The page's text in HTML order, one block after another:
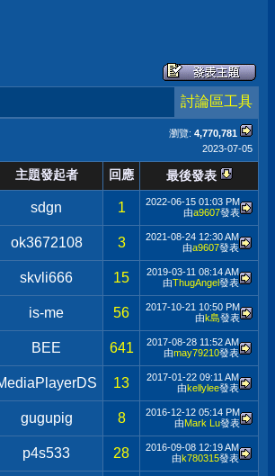
討論區工具
瀏覽: 4,770,781
2023-07-05
主題發起者 回應 最後發表
sdgn 1 2022-06-15 01:03 PM
由a9607發表
ok3672108 3 2021-08-24 12:30 AM
由a9607發表
skvli666 15 2019-03-11 08:14 AM
由ThugAngel發表
is-me 56 2017-10-21 10:50 PM
由k島發表
BEE 641 2017-08-28 11:52 AM
由may79210發表
13 2017-01-22 09:11 AM
由kellylee發表
gugupig 8 2016-12-12 05:14 PM
由Mark Lu發表
p4s533 28 2016-09-08 12:19 AM
由k780315發表